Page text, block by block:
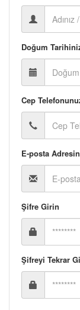
Doğum
Cep
E-posta
Şifre Girin
Şifreyi Tekrar